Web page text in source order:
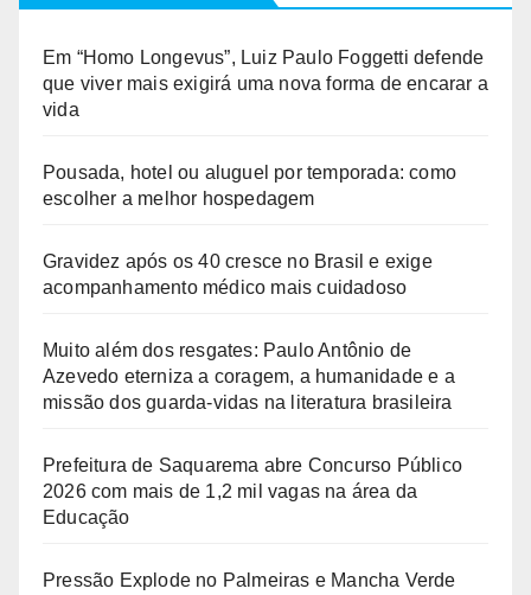
Em “Homo Longevus”, Luiz Paulo Foggetti defende
que viver mais exigirá uma nova forma de encarar a
vida
Pousada, hotel ou aluguel por temporada: como
escolher a melhor hospedagem
Gravidez após os 40 cresce no Brasil e exige
acompanhamento médico mais cuidadoso
Muito além dos resgates: Paulo Antônio de
Azevedo eterniza a coragem, a humanidade e a
missão dos guarda-vidas na literatura brasileira
Prefeitura de Saquarema abre Concurso Público
2026 com mais de 1,2 mil vagas na área da
Educação
Pressão Explode no Palmeiras e Mancha Verde